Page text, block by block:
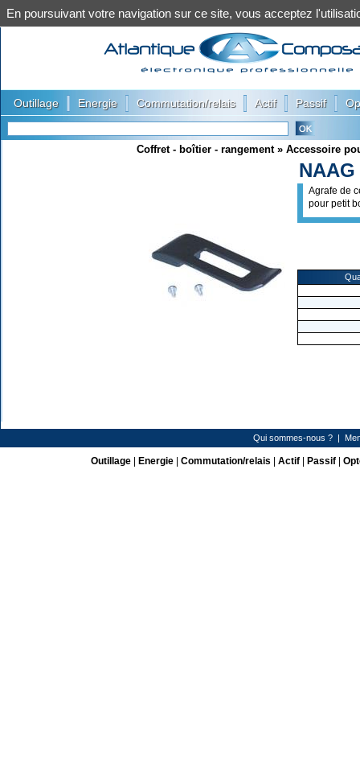
Outillage Energie Commutation/relais Actif Passif
Coffret - boîtier - rangement» Accessoire
NAAG
Agrafe de
pour petit
Qui sommes-nous ? |
Outillage| Energie| Commutation/relais Actif| Passif|
En poursuivant votre navigation sur ce site, vous acceptez